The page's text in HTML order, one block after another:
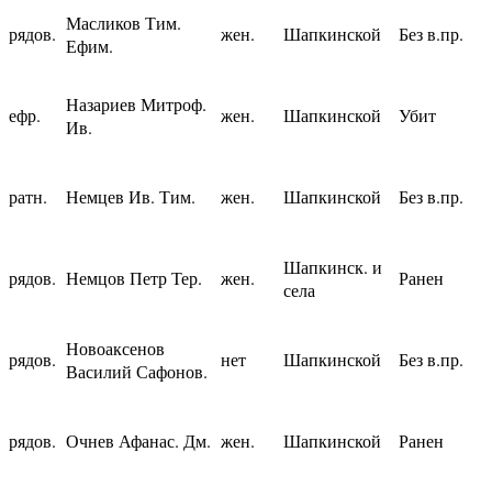
рядов. Масликов Тим.
Ефим.
жен. Шапкинской Без в.пр.
ефр.
Назариев Митроф.
Ив.
жен. Шапкинской Убит
ратн. Немцев Ив. Тим. жен. Шапкинской Без в.пр.
рядов. Немцов Петр Тер. жен.
Шапкинск. и
села
Ранен
рядов. Новоаксенов
Василий Сафонов.
нет Шапкинской Без в.пр.
рядов. Очнев Афанас. Дм. жен. Шапкинской Ранен